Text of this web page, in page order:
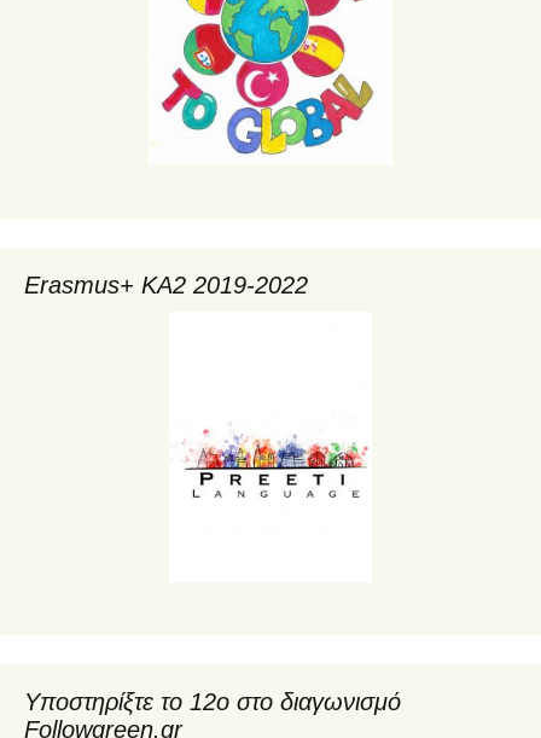
Erasmus+ KA2 2019-2022
Υποστηρίξτε το 12ο στο διαγωνισμό
Followgreen.gr